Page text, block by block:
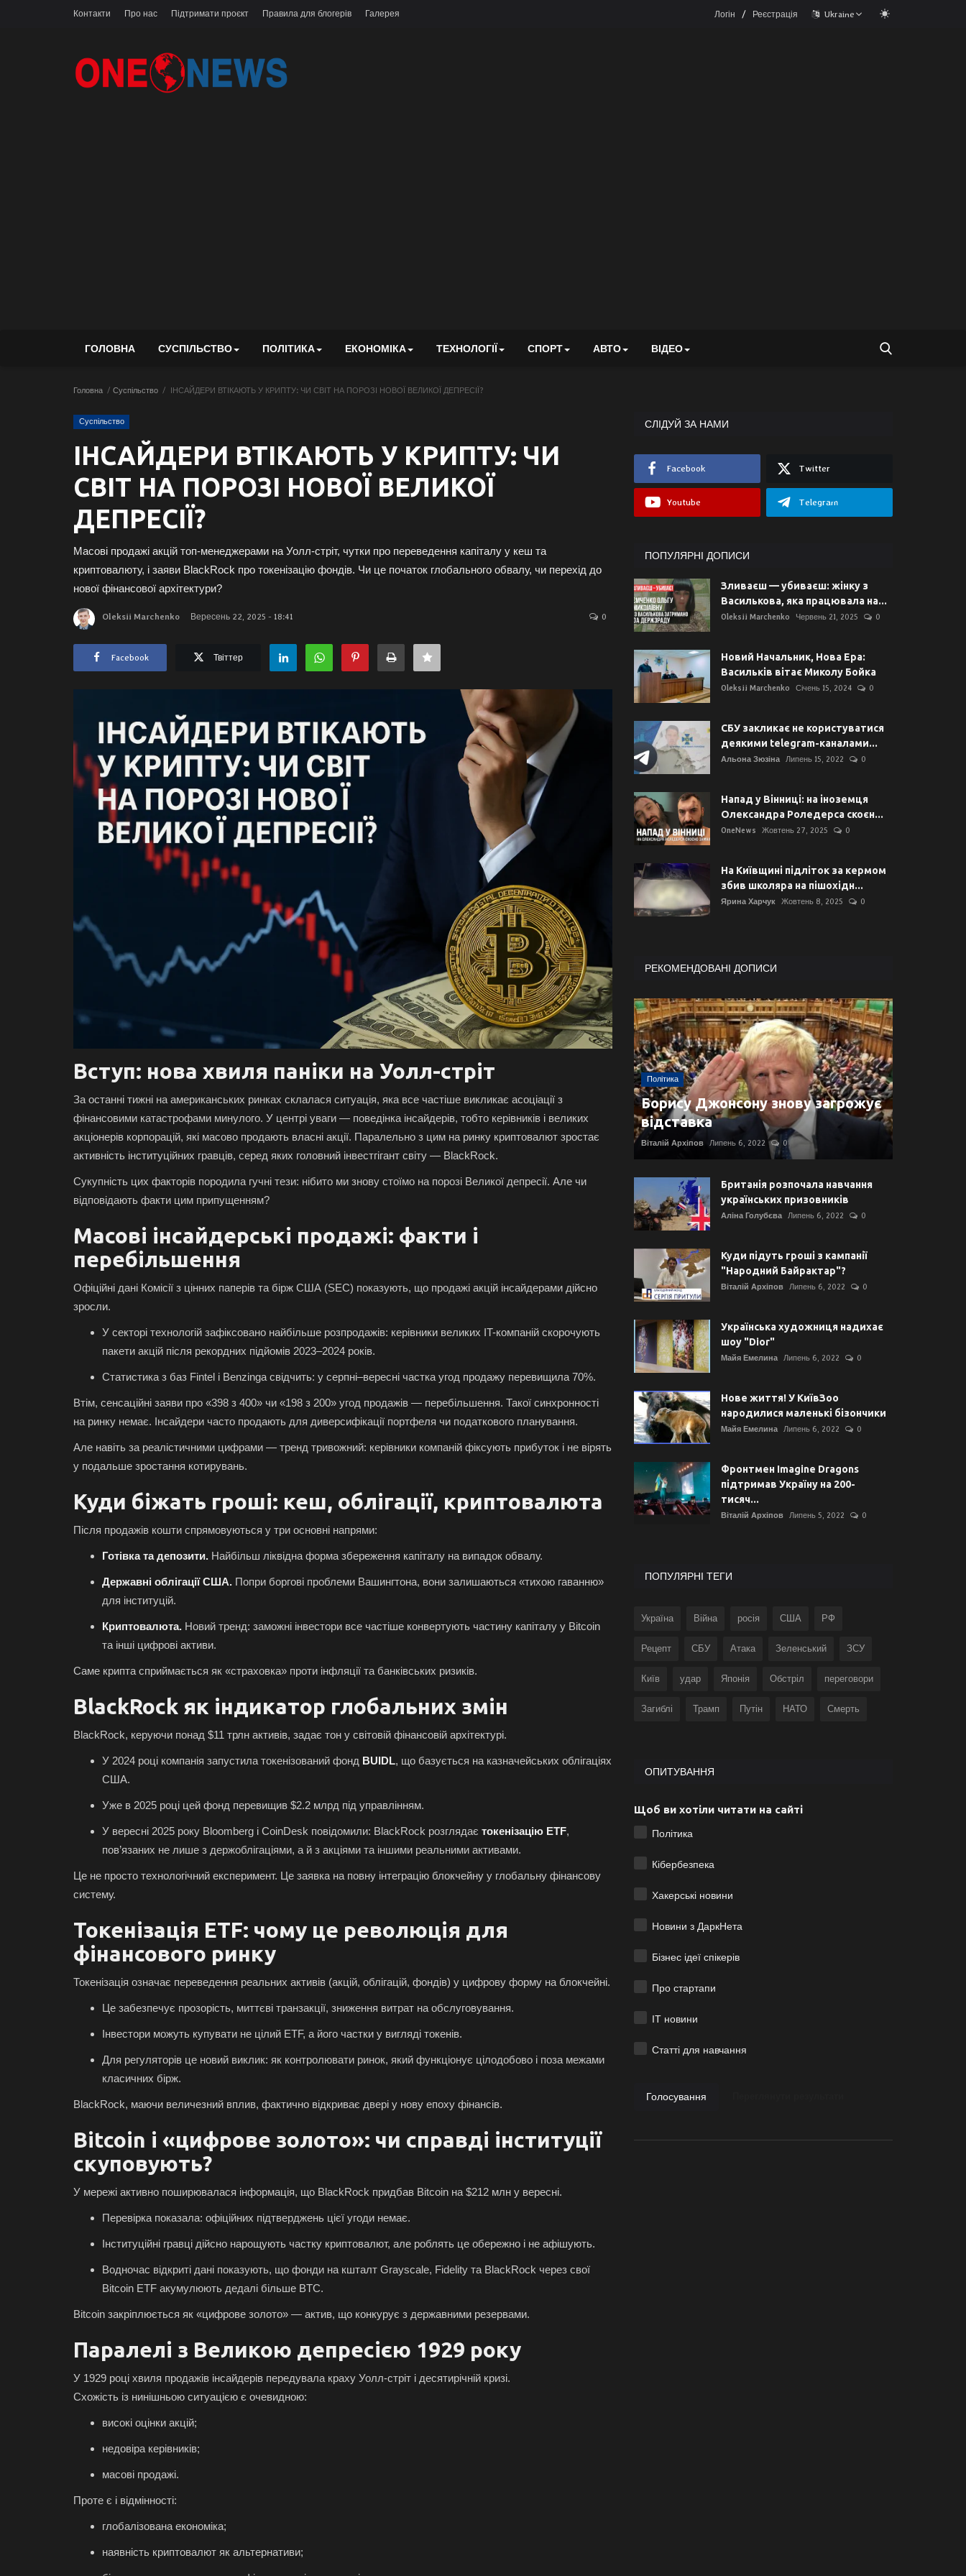
Контакти Про нас Підтримати проєкт Правила для блогерів Галерея Логін / Реєстрація Ukraine
ГОЛОВНА СУСПІЛЬСТВО ПОЛІТИКА ЕКОНОМІКА ТЕХНОЛОГІЇ СПОРТ АВТО ВІДЕО
Головна Суспільство ІНСАЙДЕРИ ВТІКАЮТЬ У КРИПТУ: ЧИ СВІТ НА ПОРОЗІ НОВОЇ ВЕЛИКОЇ ДЕПРЕСІЇ?
Суспільство
ІНСАЙДЕРИ ВТІКАЮТЬ У КРИПТУ: ЧИ
СВІТ НА ПОРОЗІ НОВОЇ ВЕЛИКОЇ
ДЕПРЕСІЇ?
Масові продажі акцій топ-менеджерами на Уолл-стріт, чутки про переведення капіталу у кеш та
криптовалюту, і заяви BlackRock про токенізацію фондів. Чи це початок глобального обвалу, чи перехід до
нової фінансової архітектури?
Oleksii Marchenko Вересень 22, 2025 - 18:41 0
Facebook Твіттер
Вступ: нова хвиля паніки на Уолл-стріт
За останні тижні на американських ринках склалася ситуація, яка все частіше викликає асоціації з
фінансовими катастрофами минулого. У центрі уваги — поведінка інсайдерів, тобто керівників і великих
акціонерів корпорацій, які масово продають власні акції. Паралельно з цим на ринку криптовалют зростає
активність інституційних гравців, серед яких головний інвестгігант світу — BlackRock.
Сукупність цих факторів породила гучні тези: нібито ми знову стоїмо на порозі Великої депресії. Але чи
відповідають факти цим припущенням?
Масові інсайдерські продажі: факти і
перебільшення
Офіційні дані Комісії з цінних паперів та бірж США (SEC) показують, що продажі акцій інсайдерами дійсно
зросли.
У секторі технологій зафіксовано найбільше розпродажів: керівники великих IT-компаній скорочують
пакети акцій після рекордних підйомів 2023–2024 років.
Статистика з баз Fintel і Benzinga свідчить: у серпні–вересні частка угод продажу перевищила 70%.
Втім, сенсаційні заяви про «398 з 400» чи «198 з 200» угод продажів — перебільшення. Такої синхронності
на ринку немає. Інсайдери часто продають для диверсифікації портфеля чи податкового планування.
Але навіть за реалістичними цифрами — тренд тривожний: керівники компаній фіксують прибуток і не вірять
у подальше зростання котирувань.
Куди біжать гроші: кеш, облігації, криптовалюта
Після продажів кошти спрямовуються у три основні напрями:
Готівка та депозити. Найбільш ліквідна форма збереження капіталу на випадок обвалу.
Державні облігації США. Попри боргові проблеми Вашингтона, вони залишаються «тихою гаванню»
для інституцій.
Криптовалюта. Новий тренд: заможні інвестори все частіше конвертують частину капіталу у Bitcoin
та інші цифрові активи.
Саме крипта сприймається як «страховка» проти інфляції та банківських ризиків.
BlackRock як індикатор глобальних змін
BlackRock, керуючи понад $11 трлн активів, задає тон у світовій фінансовій архітектурі.
У 2024 році компанія запустила токенізований фонд BUIDL, що базується на казначейських облігаціях
США.
Уже в 2025 році цей фонд перевищив $2.2 млрд під управлінням.
У вересні 2025 року Bloomberg і CoinDesk повідомили: BlackRock розглядає токенізацію ETF,
пов’язаних не лише з держоблігаціями, а й з акціями та іншими реальними активами.
Це не просто технологічний експеримент. Це заявка на повну інтеграцію блокчейну у глобальну фінансову
систему.
Токенізація ETF: чому це революція для
фінансового ринку
Токенізація означає переведення реальних активів (акцій, облігацій, фондів) у цифрову форму на блокчейні.
Це забезпечує прозорість, миттєві транзакції, зниження витрат на обслуговування.
Інвестори можуть купувати не цілий ETF, а його частки у вигляді токенів.
Для регуляторів це новий виклик: як контролювати ринок, який функціонує цілодобово і поза межами
класичних бірж.
BlackRock, маючи величезний вплив, фактично відкриває двері у нову епоху фінансів.
Bitcoin і «цифрове золото»: чи справді інституції
скуповують?
У мережі активно поширювалася інформація, що BlackRock придбав Bitcoin на $212 млн у вересні.
Перевірка показала: офіційних підтверджень цієї угоди немає.
Інституційні гравці дійсно нарощують частку криптовалют, але роблять це обережно і не афішують.
Водночас відкриті дані показують, що фонди на кшталт Grayscale, Fidelity та BlackRock через свої
Bitcoin ETF акумулюють дедалі більше BTC.
Bitcoin закріплюється як «цифрове золото» — актив, що конкурує з державними резервами.
Паралелі з Великою депресією 1929 року
У 1929 році хвиля продажів інсайдерів передувала краху Уолл-стріт і десятирічній кризі.
Схожість із нинішньою ситуацією є очевидною:
високі оцінки акцій;
недовіра керівників;
масові продажі.
Проте є і відмінності:
глобалізована економіка;
наявність криптовалют як альтернативи;
СЛІДУЙ ЗА НАМИ
Facebook Twitter
Youtube Telegram
ПОПУЛЯРНІ ДОПИСИ
Зливаєш — убиваєш: жінку з
Василькова, яка працювала на...
Oleksii Marchenko Червень 21, 2025 0
Новий Начальник, Нова Ера:
Васильків вітає Миколу Бойка
Oleksii Marchenko Січень 15, 2024 0
СБУ закликає не користуватися
деякими telegram-каналами...
Альона Зюзіна Липень 15, 2022 0
Напад у Вінниці: на іноземця
Олександра Роледерса скоєн...
OneNews Жовтень 27, 2025 0
На Київщині підліток за кермом
збив школяра на пішохідн...
Ярина Харчук Жовтень 8, 2025 0
РЕКОМЕНДОВАНІ ДОПИСИ
Політика
Борису Джонсону знову загрожує
відставка
Віталій Архіпов Липень 6, 2022 0
Британія розпочала навчання
українських призовників
Аліна Голубєва Липень 6, 2022 0
Куди підуть гроші з кампанії
"Народний Байрактар"?
Віталій Архіпов Липень 6, 2022 0
Українська художниця надихає
шоу "Dior"
Майя Емелина Липень 6, 2022 0
Нове життя! У КиївЗоо
народилися маленькі бізончики
Майя Емелина Липень 6, 2022 0
Фронтмен Imagine Dragons
підтримав Україну на 200-
тисяч...
Віталій Архіпов Липень 5, 2022 0
ПОПУЛЯРНІ ТЕГИ
Україна Війна росія США РФ
Рецепт СБУ Атака Зеленський ЗСУ
Київ удар Японія Обстріл переговори
Загиблі Трамп Путін НАТО Смерть
ОПИТУВАННЯ
Щоб ви хотіли читати на сайті
Політика
Кібербезпека
Хакерські новини
Новини з ДаркНета
Бізнес ідеї спікерів
Про стартапи
ІТ новини
Статті для навчання
Голосування